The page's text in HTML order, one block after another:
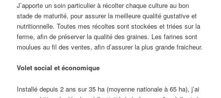
J’apporte un soin particulier à récolter chaque culture au bon
stade de maturité, pour assurer la meilleure qualité gustative et
nutritionnelle. Toutes mes récoltes sont stockées et triées sur la
ferme, afin de préserver la qualité des graines. Les farines sont
moulues au fil des ventes, afin d’assurer la plus grande fraicheur.
Volet social et économique
Installé depuis 2 ans sur 35 ha (moyenne nationale à 65 ha), j’ai